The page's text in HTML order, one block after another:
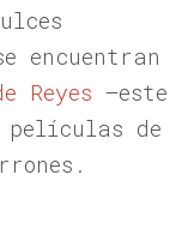
encuentran
Reyes –este
de